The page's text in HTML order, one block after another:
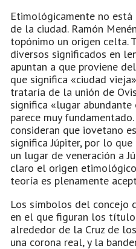
Etimológicamente no
de la ciudad. Ramón
topónimo un origen celta.
diversos significados en
apuntan a que proviene
que significa «ciudad
trataría de la unión de
significa «lugar abundante
parece muy
consideran que iovetano
significa Júpiter, por lo
un lugar de veneración a
claro el origen
teoría es plenamente
Los símbolos del concejo
en el que figuran los
alrededor de la Cruz de
una corona real, y la